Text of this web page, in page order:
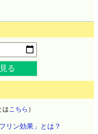
る
は こちら ）
リン効果」とは？